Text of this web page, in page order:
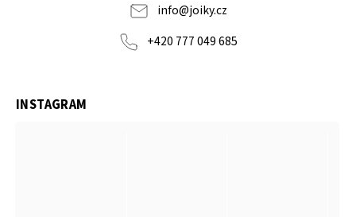
info@joiky.cz
+420 777 049 685
INSTAGRAM